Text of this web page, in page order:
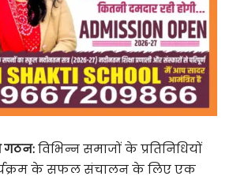
गठन:विभिन्न समाजों के प्रतिनिधियों
के सफल संचालन के लिए एक